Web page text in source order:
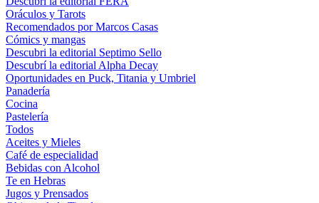
Oráculos y Tarots
Recomendados por Marcos Casas
Cómics y mangas
Descubri la editorial Septimo Sello
Descubrí la editorial Alpha Decay
Oportunidades en Puck, Titania y Umbriel
Panadería
Cocina
Pastelería
Todos
Aceites y Mieles
Café de especialidad
Bebidas con Alcohol
Te en Hebras
Jugos y Prensados